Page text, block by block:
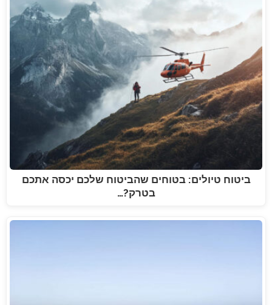
ביטוח טיולים: בטוחים שהביטוח שלכם יכסה אתכם
בטרק?…